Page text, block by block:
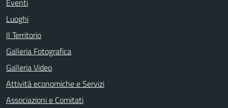
Luoghi
Il Territorio
Galleria Fotografica
Galleria Video
Attività economiche e Servizi
Associazioni e Comitati